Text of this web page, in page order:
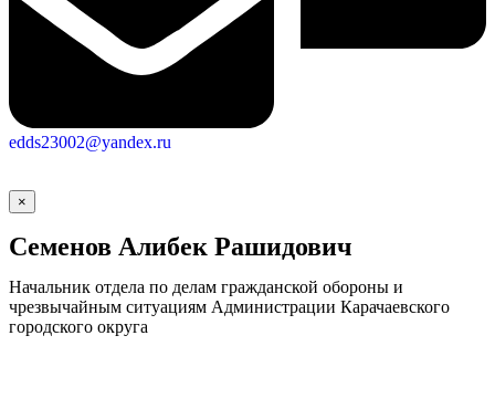
edds23002@yandex.ru
×
Семенов Алибек Рашидович
Начальник отдела по делам гражданской обороны и
чрезвычайным ситуациям Администрации Карачаевского
городского округа